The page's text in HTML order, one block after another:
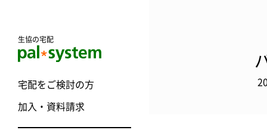
生協の宅配
宅配をご検討の方
加入・資料請求